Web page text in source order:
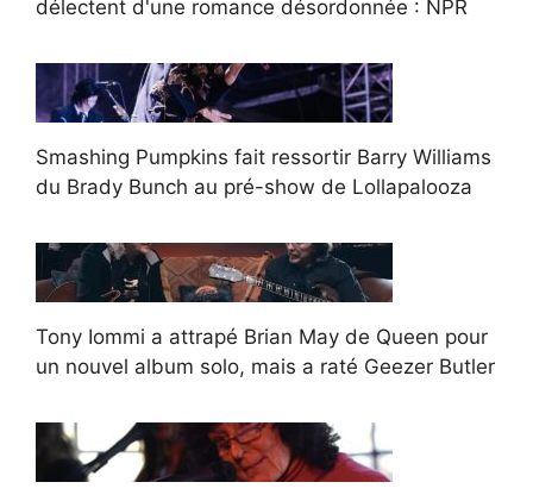
délectent d'une romance désordonnée : NPR
Smashing Pumpkins fait ressortir Barry Williams
du Brady Bunch au pré-show de Lollapalooza
Tony Iommi a attrapé Brian May de Queen pour
un nouvel album solo, mais a raté Geezer Butler